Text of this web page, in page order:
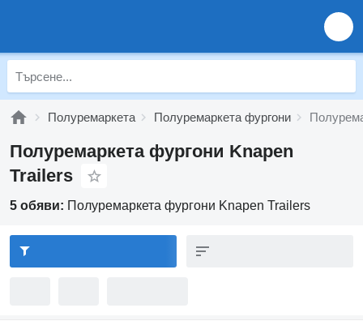
Полуремаркета Полуремаркета фургони
Полуремаркета фургони Knapen
Trailers
5 обяви: Полуремаркета фургони Knapen Trailers